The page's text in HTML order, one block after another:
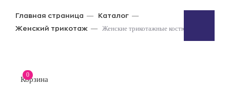
Главная страница
Каталог
Женский трикотаж
Женские трикотажные костюмы
Корзина
0